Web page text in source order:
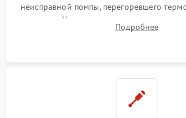
неисправной помпы, перегоревшего
жерновов. Установка новых силиконовых
ring) и тефлоновых трубок для
Подробнее